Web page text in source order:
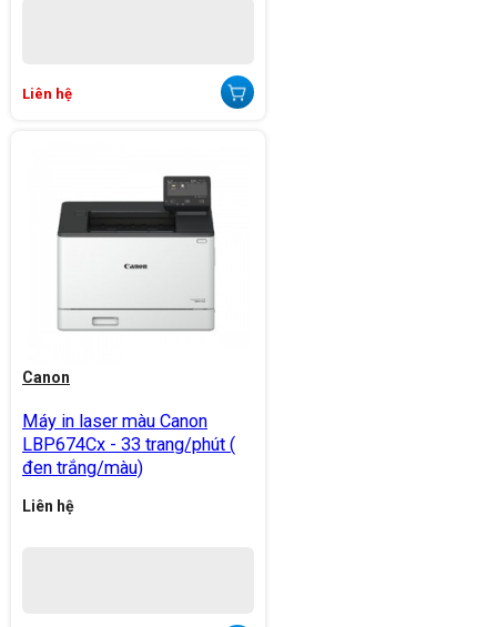
Liên hệ
Canon
Máy in laser màu Canon
LBP674Cx - 33 trang/phút (
đen trắng/màu)
Liên hệ